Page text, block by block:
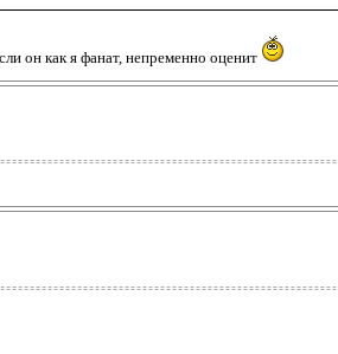
он как я фанат, непременно оценит